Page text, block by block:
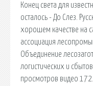
Конец света для
осталось - До Слез.
хорошем качестве на
ассоциация
Объединение
логистических и
просмотров видео 172.